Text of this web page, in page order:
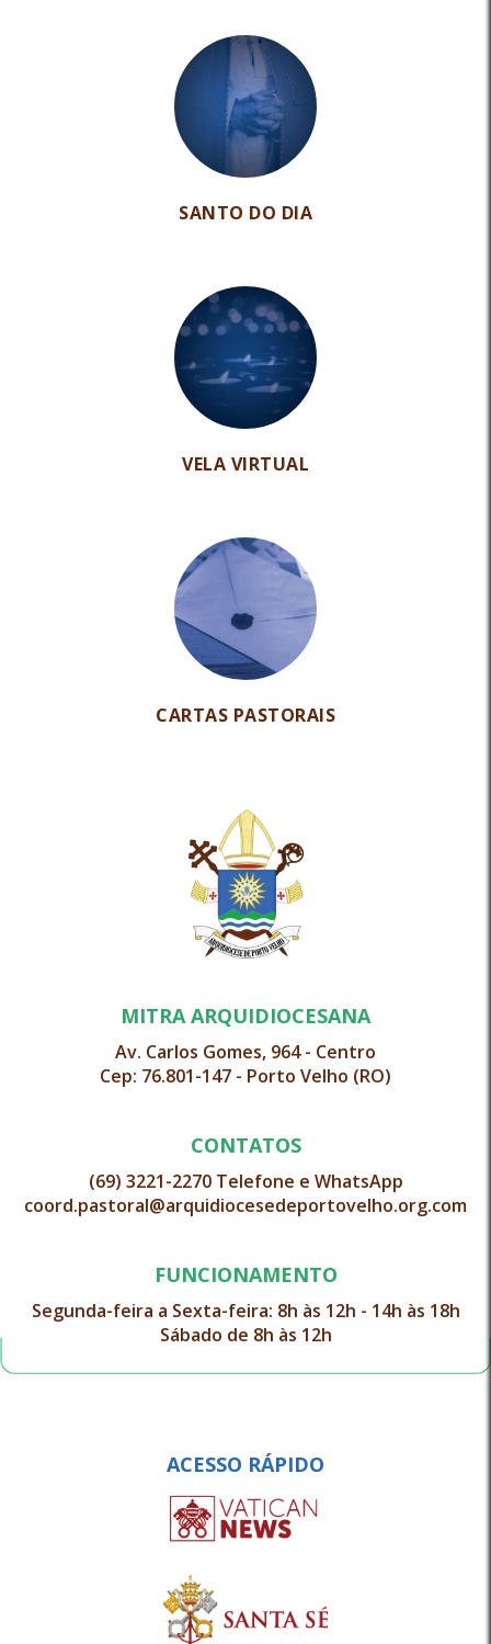
SANTO DO DIA
VELA VIRTUAL
CARTAS PASTORAIS
MITRA ARQUIDIOCESANA
Av. Carlos Gomes, 964 - Centro
Cep: 76.801-147 - Porto Velho (RO)
CONTATOS
(69) 3221-2270 Telefone e WhatsApp
coord.pastoral@arquidiocesedeportovelho.org.com
FUNCIONAMENTO
Segunda-feira a Sexta-feira: 8h às 12h - 14h às 18h
Sábado de 8h às 12h
ACESSO RÁPIDO